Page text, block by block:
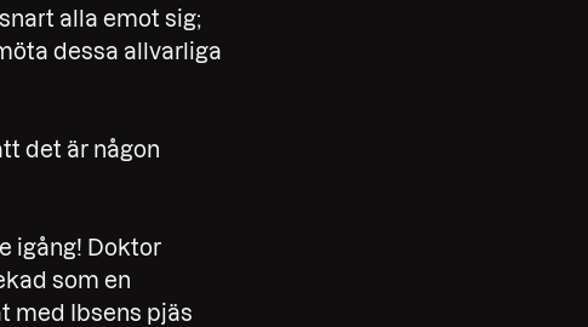
alla emot sig;
dessa allvarliga
det är någon
igång! Doktor
som en
med Ibsens pjäs